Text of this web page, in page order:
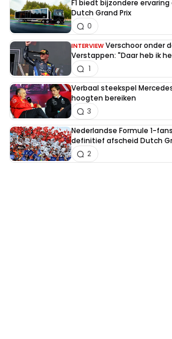
F1 biedt bijzondere
Dutch Grand Prix
0
INTERVIEW Verschoor onder
Verstappen: "Daar heb ik
1
Verbaal steekspel
hoogten bereiken
3
Nederlandse Formule 1-
definitief afscheid Dutch
2